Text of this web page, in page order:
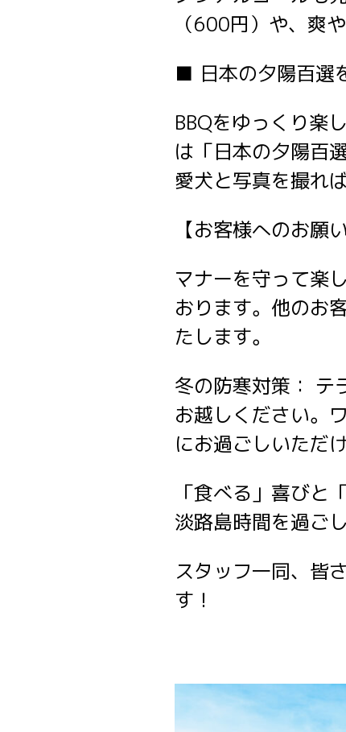
（600円）や、爽
■ 日本の夕陽百選
BBQをゆっくり楽
は「日本の夕陽百
愛犬と写真を撮れ
【お客様へのお願
マナーを守って楽
おります。他のお
たします。
冬の防寒対策： テ
お越しください。
にお過ごしいただ
「食べる」喜びと
淡路島時間を過ご
スタッフ一同、皆
す！
クラ